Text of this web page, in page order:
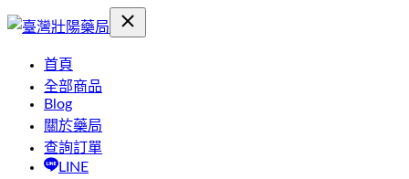
首頁
全部商品
Blog
關於藥局
查詢訂單
LINE